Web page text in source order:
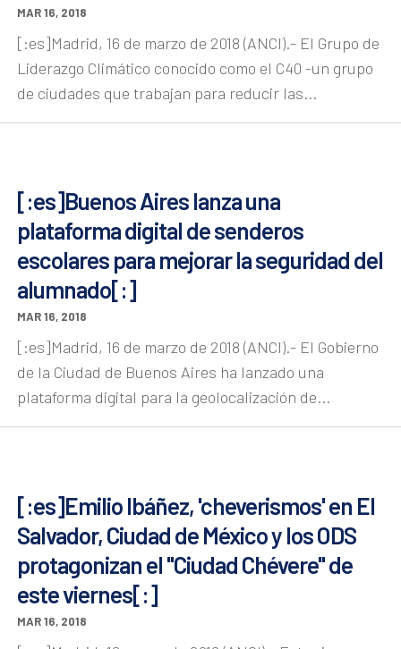
MAR 16, 2018
[:es]Madrid, 16 de marzo de 2018 (ANCI).- El Grupo de
Liderazgo Climático conocido como el C40 -un grupo
de ciudades que trabajan para reducir las...
[:es]Buenos Aires lanza una
plataforma digital de senderos
escolares para mejorar la seguridad del
alumnado[:]
MAR 16, 2018
[:es]Madrid, 16 de marzo de 2018 (ANCI).- El Gobierno
de la Ciudad de Buenos Aires ha lanzado una
plataforma digital para la geolocalización de...
[:es]Emilio Ibáñez, 'cheverismos' en El
Salvador, Ciudad de México y los ODS
protagonizan el "Ciudad Chévere" de
este viernes[:]
MAR 16, 2018